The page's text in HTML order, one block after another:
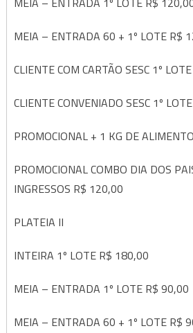
MEIA – ENTRADA 60 + 1º LOTE R$
CLIENTE COM CARTÃO SESC 1º
CLIENTE CONVENIADO SESC 1º
PROMOCIONAL + 1 KG DE
PROMOCIONAL COMBO DIA DOS
INGRESSOS R$ 120,00
PLATEIA II
INTEIRA 1º LOTE R$ 180,00
MEIA – ENTRADA 1º LOTE R$ 90,00
MEIA – ENTRADA 60 + 1º LOTE R$